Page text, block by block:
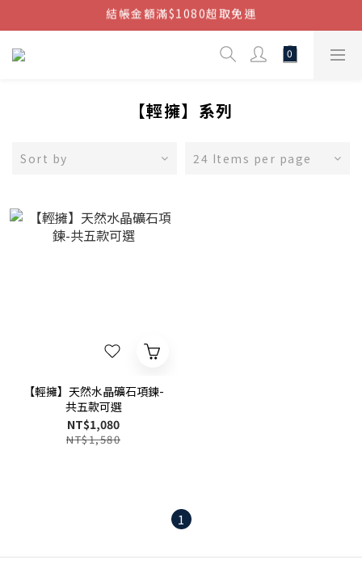
結帳金額滿$1080超取免運
結帳金額滿$1080超取免運
結帳金額滿$1080超取免運
【輕擁】系列
Sort by 24 Items per page
【輕擁】天然水晶礦石項鍊-
共五款可選
NT$1,080
NT$1,580
1